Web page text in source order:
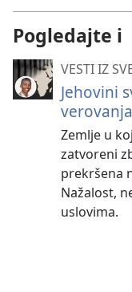
Pogledajte i
VESTI IZ
Jehovini
Zemlje u
zatvoreni
prekršena
Nažalost,
uslovima.